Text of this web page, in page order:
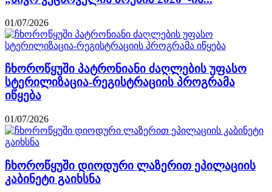
01/07/2026
ჩხოროწყუში პატრონიანი ძაღლების უფასო
სტერილიზაცია-რეგისტრაციის პროგრამა
იწყება
01/07/2026
ჩხოროწყუში დიოდური ლაზერით ეპილაციის
კაბინეტი გაიხსნა